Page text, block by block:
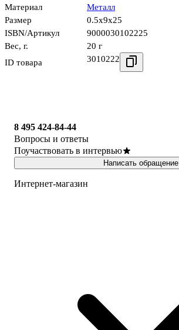
Материал
Металл
Размер
0.5x9x25
ISBN/Артикул
9000030102225
Вес, г.
20 г
ID товара
3010222
8 495 424-84-44
Вопросы и ответы
Поучаствовать в интервью
Написать обращение
Интернет-магазин